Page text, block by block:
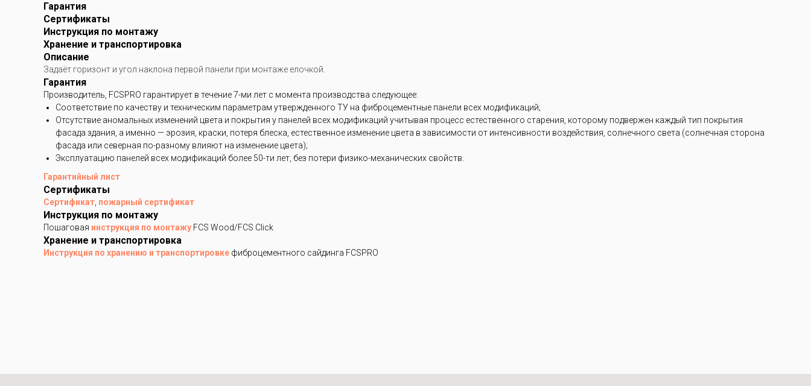
Гарантия
Сертификаты
Инструкция по монтажу
Хранение и транспортировка
Описание
Задаёт горизонт и угол наклона первой панели при монтаже елочкой.
Гарантия
Производитель, FCSPRO гарантирует в течение 7-ми лет с момента производства следующее:
Соответствие по качеству и техническим параметрам утвержденного ТУ на фиброцементные панели всех модификаций;
Отсутствие аномальных изменений цвета и покрытия у панелей всех модификаций учитывая процесс естественного старения, которому подвержен каждый тип покрытия
фасада здания, а именно — эрозия, краски, потеря блеска, естественное изменение цвета в зависимости от интенсивности воздействия, солнечного света (солнечная сторона
фасада или северная по-разному влияют на изменение цвета);
Эксплуатацию панелей всех модификаций более 50-ти лет, без потери физико-механических свойств.
Гарантийный лист
Сертификаты
Сертификат пожарный сертификат
Инструкция по монтажу
Пошаговая инструкция по монтажу FCS Wood/FCS Click
Хранение и транспортировка
Инструкция по хранению и транспортировке фиброцементного сайдинга FCSPRO